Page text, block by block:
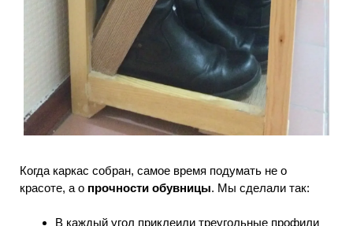
Когда каркас собран, самое время подумать не о
красоте, а о прочности обувницы. Мы сделали так:
В каждый угол приклеили треугольные профили